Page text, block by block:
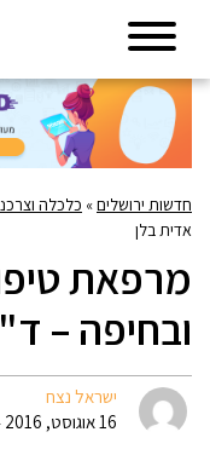
חדשות ירושלים» כלכלה
אדית בלן
מרפאת
ובחיפה –
ישראל נצח
16 אוגוסט, 2016 09:44